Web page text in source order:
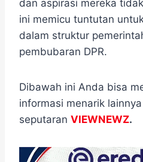
dan aspirasi mereka
ini memicu tuntutan
dalam struktur
pembubaran DPR.
Dibawah ini Anda bisa
informasi menarik lainnya
seputaran VIEWNEWZ.